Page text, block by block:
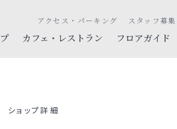
カフェ・レストラン フロアガイド
アクセス・パーキング スタッフ募集
ショップ詳細